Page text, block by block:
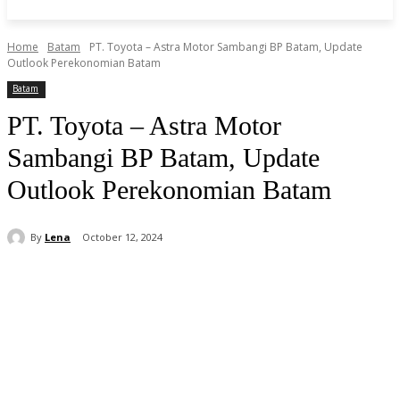
Home Batam
PT. Toyota – Astra Motor Sambangi BP Batam, Update
Outlook Perekonomian Batam
Batam
PT. Toyota – Astra Motor
Sambangi BP Batam, Update
Outlook Perekonomian Batam
By Lena October 12, 2024